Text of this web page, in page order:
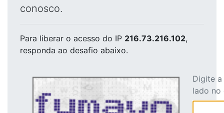
conosco.
Para liberar o acesso do IP 216.73.216.102,
responda ao desafio abaixo.
Digite
lado no